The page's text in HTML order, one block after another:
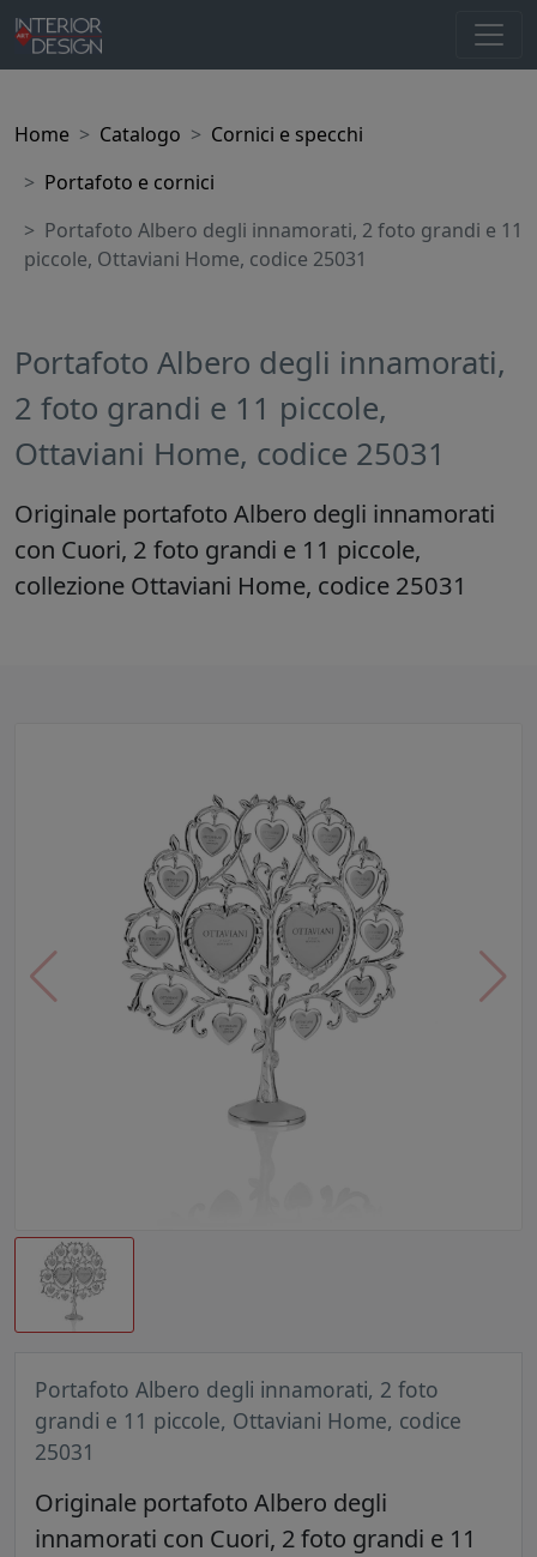
Home Catalogo
Cornici e specchi
Portafoto e cornici
Portafoto Albero degli innamorati, 2 foto grandi e 11
piccole, Ottaviani Home, codice 25031
Portafoto Albero degli innamorati,
2 foto grandi e 11 piccole,
Ottaviani Home, codice 25031
Originale portafoto Albero degli innamorati
con Cuori, 2 foto grandi e 11 piccole,
collezione Ottaviani Home, codice 25031
Portafoto Albero degli innamorati, 2 foto
grandi e 11 piccole, Ottaviani Home, codice
25031
Originale portafoto Albero degli
innamorati con Cuori, 2 foto grandi e 11